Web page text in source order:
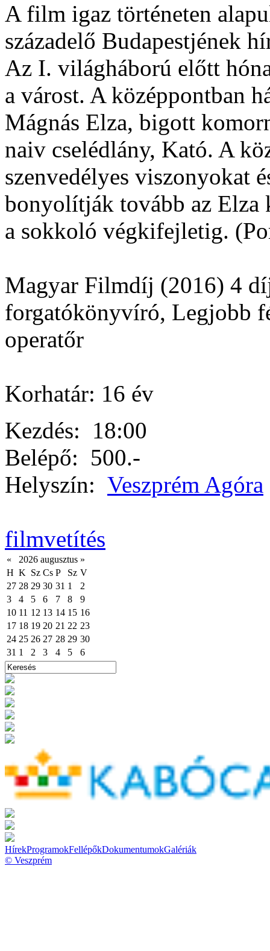
A film igaz történeten
századelő Budapestjének
Az I. világháború előtt
a várost. A középpontban
Mágnás Elza, bigott
naiv cselédlány, Kató. A
szenvedélyes viszonyokat
bonyolítják tovább az Elza
a sokkoló végkifejletig.
Magyar Filmdíj (2016) 4
forgatókönyvíró, Legjobb
operatőr
Korhatár: 16 év
Kezdés: 18:00
Belépő: 500.-
Helyszín: Veszprém Agóra
filmvetítés
« 2026 augusztus »
H K Sz Cs P Sz V
27 28 29 30 31 1
2
3
4 5 6 7 8
9
10 11 12 13 14 15 16
17 18 19 20 21 22 23
24 25 26 27 28 29 30
31 1 2 3 4 5 6
HírekProgramokFellépőkDokumentumokGalériák
© Veszprém